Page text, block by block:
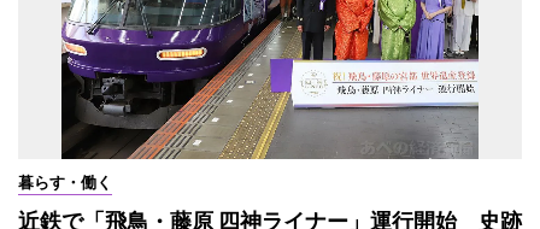
暮らす・働く
近鉄で「飛鳥・藤原 四神ライナー」運行開始 史跡